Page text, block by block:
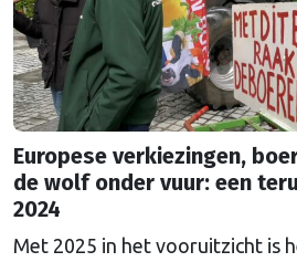
Europese verkiezingen,
de wolf onder vuur: een
2024
Met 2025 in het vooruitzicht is